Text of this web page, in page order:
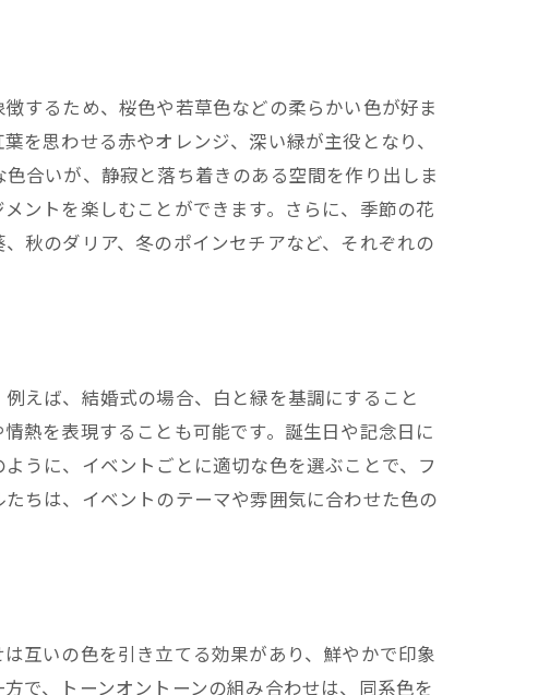
するため、桜色や若草色などの柔らかい色が好ま
を思わせる赤やオレンジ、深い緑が主役となり、
合いが、静寂と落ち着きのある空間を作り出しま
ントを楽しむことができます。さらに、季節の花
秋のダリア、冬のポインセチアなど、それぞれの
えば、結婚式の場合、白と緑を基調にすること
熱を表現することも可能です。誕生日や記念日に
うに、イベントごとに適切な色を選ぶことで、フ
ちは、イベントのテーマや雰囲気に合わせた色の
互いの色を引き立てる効果があり、鮮やかで印象
で、トーンオントーンの組み合わせは、同系色を